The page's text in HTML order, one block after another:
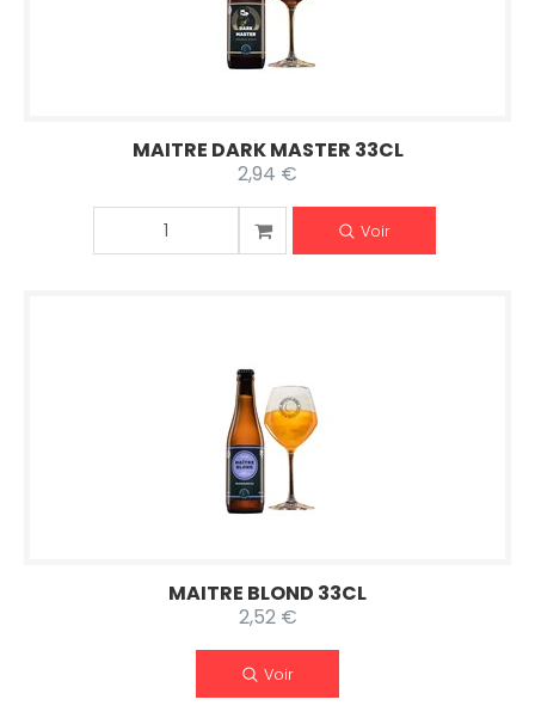
MAITRE DARK MASTER 33CL
2,94 €
Voir
MAITRE BLOND 33CL
2,52 €
Voir